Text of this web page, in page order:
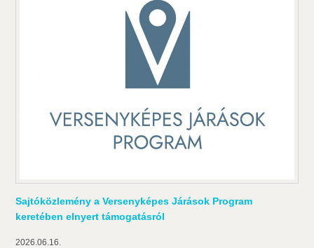
Sajtóközlemény a Versenyképes Járások Program
keretében elnyert támogatásról
2026.06.16.